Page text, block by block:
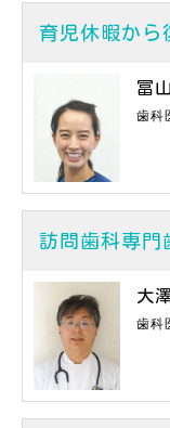
育児休暇から
冨
歯科
訪問歯科専門
大
歯科